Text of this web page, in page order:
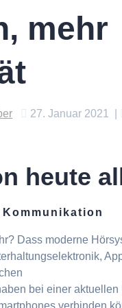
mehr
27. Januar 2021
heute
Dass moderne
bei einer